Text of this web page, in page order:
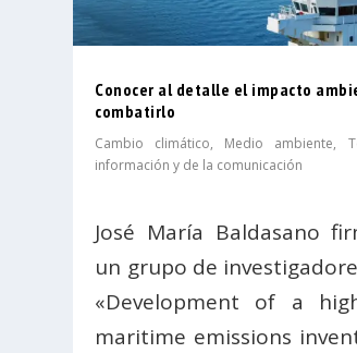
Conocer al detalle el impacto
combatirlo
Cambio climático, Medio ambiente,
información y de la comunicación
José María Baldasano
un grupo de
«Development of a
maritime emissions